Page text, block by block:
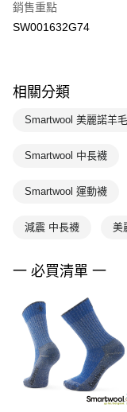
銷售重點
SW001632G74
相關分類
Smartwool 美麗諾羊毛
Smartwool 中長襪
Smartwool 運動襪
減震 中長襪 美
一 必買清單 一